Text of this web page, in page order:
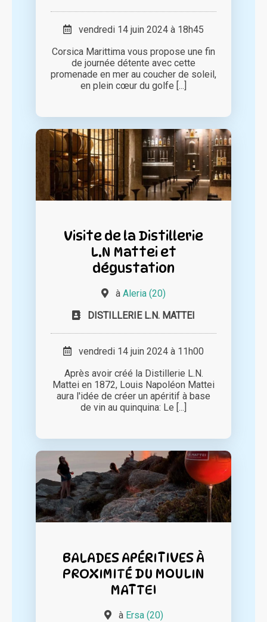
vendredi 14 juin 2024 à 18h45
Corsica Marittima vous propose une fin
de journée détente avec cette
promenade en mer au coucher de soleil,
en plein cœur du golfe [...]
Visite de la Distillerie
L.N Mattei et
dégustation
à Aleria (20)
DISTILLERIE L.N. MATTEI
vendredi 14 juin 2024 à 11h00
Après avoir créé la Distillerie L.N.
Mattei en 1872, Louis Napoléon Mattei
aura l'idée de créer un apéritif à base
de vin au quinquina: Le [...]
BALADES APÉRITIVES À
PROXIMITÉ DU MOULIN
MATTEI
à Ersa (20)